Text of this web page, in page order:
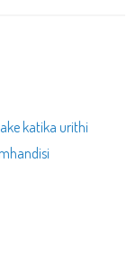
katika urithi